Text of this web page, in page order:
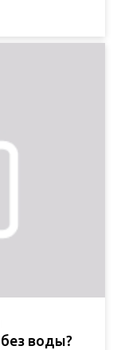
воды?